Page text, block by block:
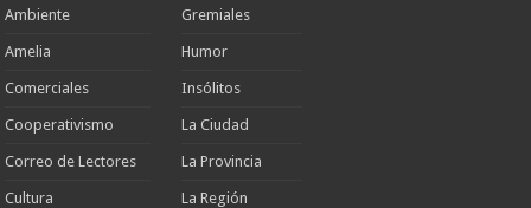
Ambiente
Amelia
Comerciales
Cooperativismo
Correo de Lectores
Cultura
Gremiales
Humor
Insólitos
La Ciudad
La Provincia
La Región